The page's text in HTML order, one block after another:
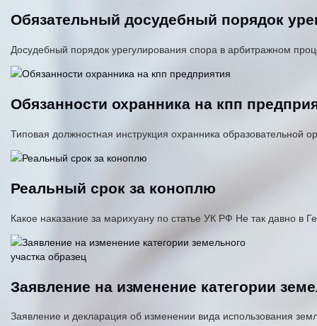
Обязательный досудебный порядок
Досудебный порядок урегулирования спора в арбитражном
Обязанности охранника на кпп
Типовая должностная инструкция охранника
Реальный срок за коноплю
Какое наказание за марихуану по статье УК РФ Не так давно в
Заявление на изменение категории
Заявление и декларация об изменении вида использования